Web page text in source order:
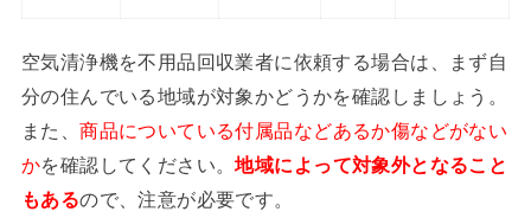
空気清浄機を不用品回収業者に依頼する場合は、まず自
分の住んでいる地域が対象かどうかを確認しましょう。
また、商品についている付属品などあるか傷などがない
かを確認してください。地域によって対象外となること
もあるので、注意が必要です。